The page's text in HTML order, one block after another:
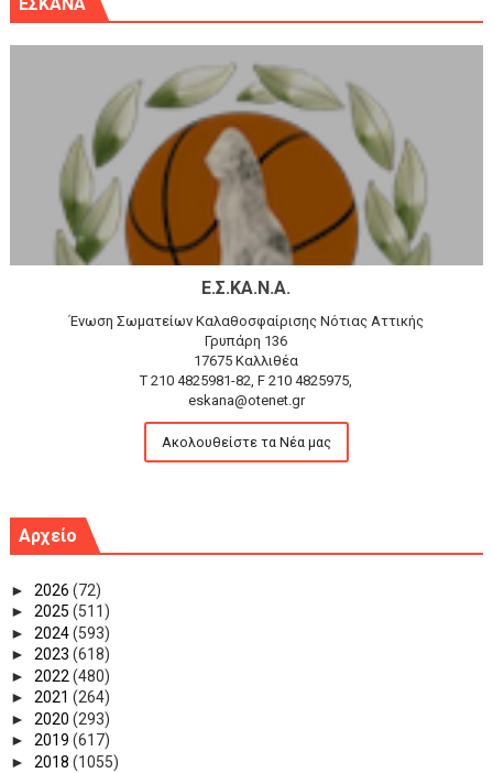
ΕΣΚΑΝΑ
Ε.Σ.ΚΑ.Ν.Α.
Ένωση Σωματείων Καλαθοσφαίρισης Νότιας Αττικής
Γρυπάρη 136
17675 Καλλιθέα
T 210 4825981-82, F 210 4825975,
eskana@otenet.gr
Ακολουθείστε τα Νέα μας
Αρχείο
► 2026 (72)
► 2025 (511)
► 2024(593)
► 2023 (618)
► 2022 (480)
► 2021 (264)
► 2020 (293)
► 2019 (617)
► 2018 (1055)